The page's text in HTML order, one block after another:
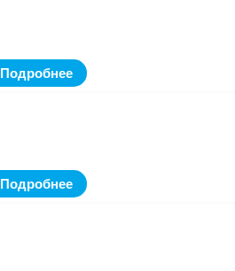
Подробнее
Подробнее